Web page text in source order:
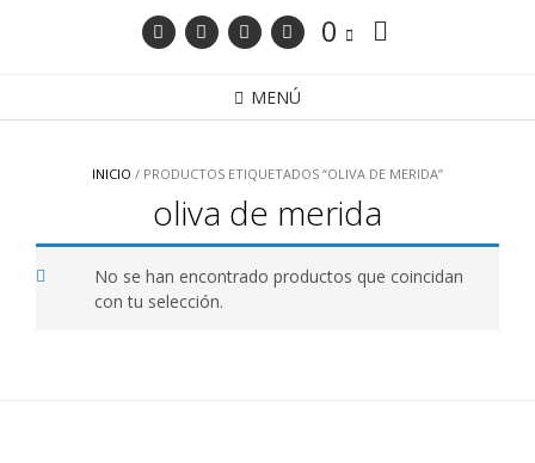
0
MENÚ
INICIO / PRODUCTOS ETIQUETADOS “OLIVA DE MERIDA”
oliva de merida
No se han encontrado productos que coincidan
con tu selección.